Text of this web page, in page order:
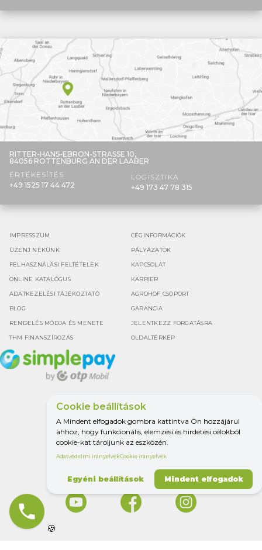
RITTER-HANS-EBRON-STRASSE 10,
84056 ROTTENBURG AN DER LAABER
ÉRTÉKESÍTÉS
+49 1525 17 44 472
LOGISZTIKA
+49 173 47 78 315
IMPRESSZUM CÉGINFORMÁCIÓK
ÜZENJ NEKÜNK PÁLYÁZATOK
FELHASZNÁLÁSI FELTÉTELEK KAPCSOLAT
ONLINE KATALÓGUS KARRIER
ADATKEZELÉSI TÁJÉKOZTATÓ AGROHOF CSOPORT
BLOG GARANCIA
RENDELÉS MÓDJA ÉS MENETE JELENTKEZZ FORGATÁSRA
THM FINANSZÍROZÁS OLDALTÉRKÉP
MEZŐGAZDASÁGHOZ.
4.5
phone
🍪
Cookie beállítások
A Mindent elfogadok gombra kattintva Ön hozzájárul
ahhoz, hogy funkcionális, elemzési és hirdetési célokból
cookie-kat tároljunk az eszközén.
Adatvédelmi irányelvekCookie irányelvek
Egyéni beállítások Mindent elfogadok